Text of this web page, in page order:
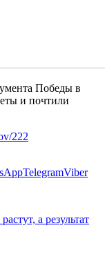
Победы в
и почтили
222
TelegramViber
а результат